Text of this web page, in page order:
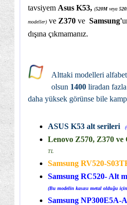
tavsiyem Asus K53, (520M veya
modeller) ve Z370 ve Samsung'
dışına çıkmamanız.
Alttaki modelleri
olsun 1400 liradan
daha yüksek görünse bile
ASUS K53 alt serileri
Lenovo Z570, Z370 ve
TL
Samsung RV520-
Samsung RC520- Alt
(Bu modelin kasası metal olduğu
Samsung NP300E5A-